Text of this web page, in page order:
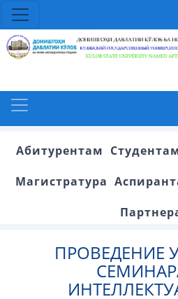
Абитурентам
Магистратура
ПРОВЕДЕНИЕ